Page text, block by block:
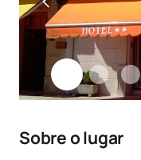
Sobre o lugar